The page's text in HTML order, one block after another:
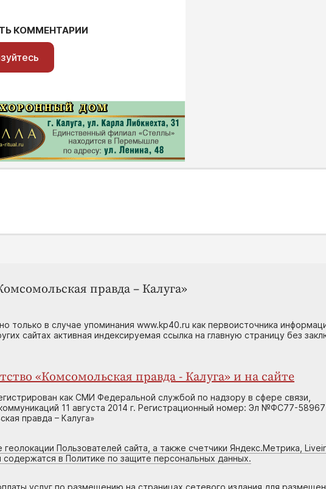
КОММЕНТАРИИ
правда – Калуга»
только в случае упоминания www.kp40.ru как первоисточника
сайтах активная индексируемая ссылка на главную страницу без
«Комсомольская правда - Калуга» и на сайте
как СМИ Федеральной службой по надзору в сфере связи,
11 августа 2014 г. Регистрационный номер: Эл №ФС77-58967
правда – Калуга»
Пользователей сайта, а также счетчики Яндекс.Метрика,
содержатся в Политике по защите персональных данных.